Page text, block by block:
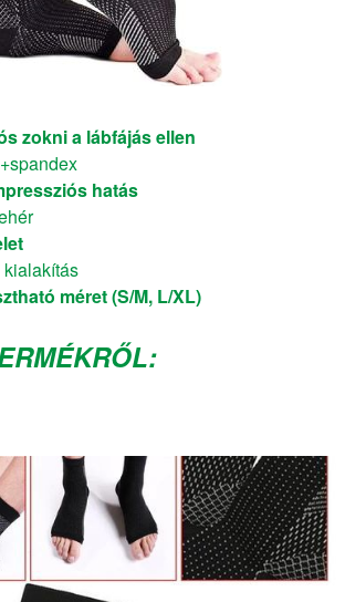
zokni a lábfájás ellen
hatás
méret (S/M, L/XL)